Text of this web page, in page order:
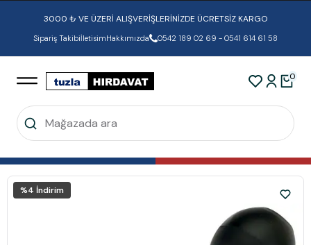
3000 ₺ VE ÜZERİ ALIŞVERİŞLERİNİZDE ÜCRETSİZ KARGO
Sipariş TakibiİletisimHakkımızda 0542 189 02 69 - 0541 614 61 58
0
%4 İndirim